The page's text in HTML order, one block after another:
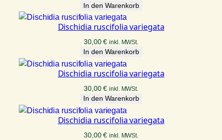
In den Warenkorb
Dischidia ruscifolia variegata
30,00€ inkl. MWSt.
In den Warenkorb
Dischidia ruscifolia variegata
30,00€ inkl. MWSt.
In den Warenkorb
Dischidia ruscifolia variegata
30,00€ inkl. MWSt.